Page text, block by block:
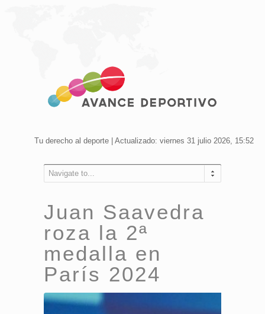
Tu derecho al deporte | Actualizado: viernes 31 julio 2026, 15:52
Navigate to...
Juan Saavedra
roza la 2ª
medalla en
París 2024